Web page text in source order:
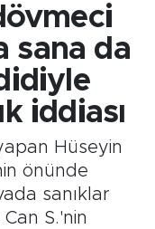
sana da
iddiası
Hüseyin
önünde
sanıklar
S.'nin